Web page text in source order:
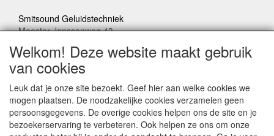
Smitsound Geluidstechniek
Meester Janssenweg 43
E-mail: info@smitsound.nl
Telefoon: +31-(0)6-22256322
Bestellingen binnen Nederland, ongeacht gewicht, verstuurd
voor € 6,95
Welkom! Deze website maakt gebruik
van cookies
Leuk dat je onze site bezoekt. Geef hier aan welke cookies we
mogen plaatsen. De noodzakelijke cookies verzamelen geen
persoonsgegevens. De overige cookies helpen ons de site en je
bezoekerservaring te verbeteren. Ook helpen ze ons om onze